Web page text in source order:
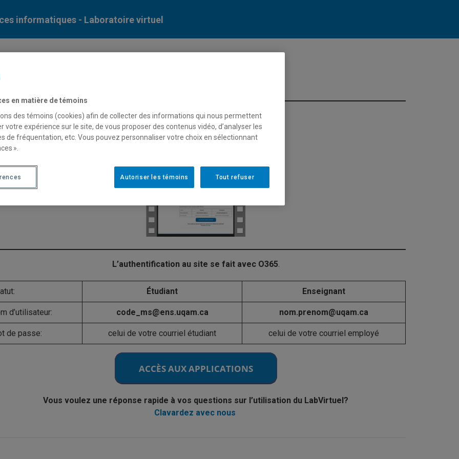
informatiques - Laboratoire virtuel
IMPORTANT
Comment utiliser le LabVirtuel?
L’authentification au site se fait avec O365.
Étudiant Enseignant
d’utilisateur: code_ms@ens.uqam.ca nom.prenom@uqam.ca
de passe: celui de votre courriel étudiant celui de votre courriel employé
Vous voulez une réponse rapide à vos questions sur l’utilisation du LabVirtuel?
Clavardez avec nous
en matière de témoins
des témoins (cookies) afin de collecter des informations qui nous permettent
votre expérience sur le site, de vous proposer des contenus vidéo, d’analyser les
de fréquentation, etc. Vous pouvez personnaliser votre choix en sélectionnant
».
Tout refuser
Autoriser les témoins